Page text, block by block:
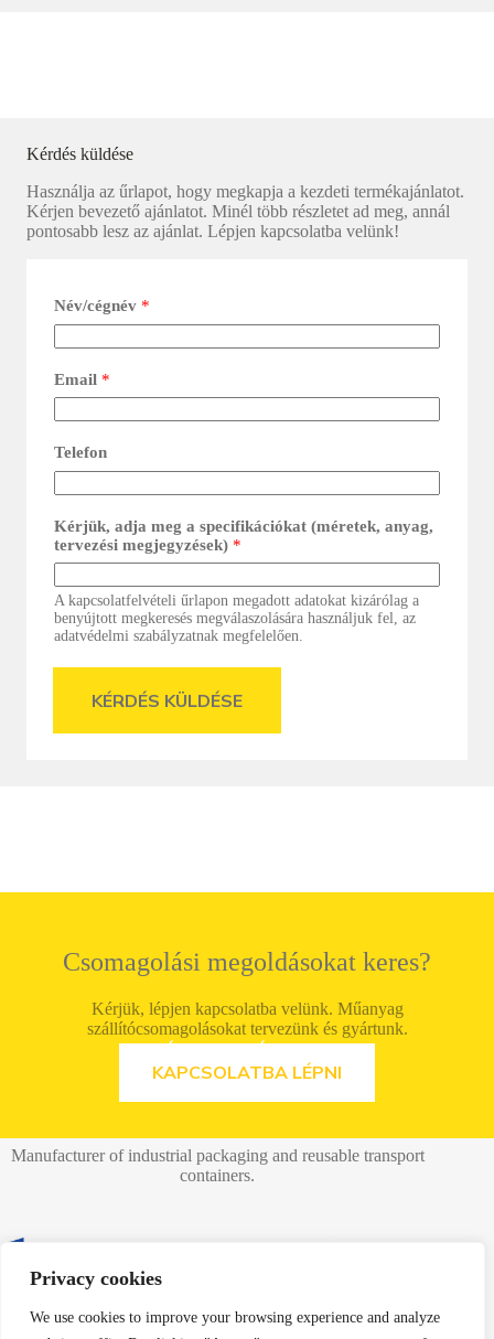
Privacy cookies
We use cookies to improve your browsing experience and analyze
Kérdés küldése
Használja az űrlapot, hogy megkapja a kezdeti termékajánlatot.
Kérjen bevezető ajánlatot. Minél több részletet ad meg, annál
pontosabb lesz az ajánlat. Lépjen kapcsolatba velünk!
Név/cégnév *
Email *
Telefon
Kérjük, adja meg a specifikációkat (méretek, anyag,
tervezési megjegyzések) *
A kapcsolatfelvételi űrlapon megadott adatokat kizárólag a
benyújtott megkeresés megválaszolására használjuk fel, az
adatvédelmi szabályzatnak megfelelően.
KÉRDÉS KÜLDÉSE
Csomagolási megoldásokat keres?
Kérjük, lépjen kapcsolatba velünk. Műanyag
szállítócsomagolásokat tervezünk és gyártunk.
LÁSD AZ AJÁNLATOT
KAPCSOLATBA LÉPNI
Manufacturer of industrial packaging and reusable transport
containers.